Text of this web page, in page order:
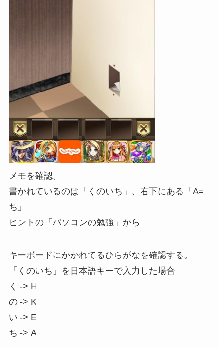
メモを確認。
書かれているのは「くのいち」、右下にある「A=
ち」
ヒントの「パソコンの勉強」から
キーボードにかかれてるひらがなを確認する。
「くのいち」を日本語キーで入力した場合
く -> H
の -> K
い -> E
ち -> A